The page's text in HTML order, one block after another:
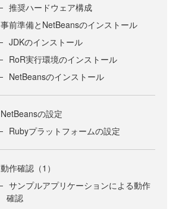
推奨ハードウェア構成
事前準備とNetBeansのインストール
JDKのインストール
RoR実行環境のインストール
NetBeansのインストール
NetBeansの設定
Rubyプラットフォームの設定
動作確認（1）
サンプルアプリケーションによる動作
確認